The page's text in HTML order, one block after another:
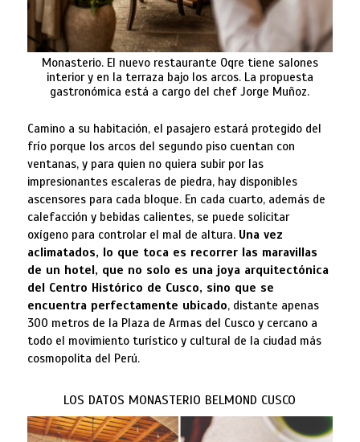
Monasterio. El nuevo restaurante Oqre tiene salones
interior y en la terraza bajo los arcos. La propuesta
gastronómica está a cargo del chefJorge Muñoz.
Camino a su habitación, el pasajero estará protegido del
frío porque los arcos del segundo piso cuentan con
ventanas, y para quien no quiera subir por las
impresionantes escaleras de piedra, hay disponibles
ascensores para cada bloque. En cada cuarto, además de
calefacción y bebidas calientes, se puede solicitar
oxígeno para controlar el mal de altura. Una vez
aclimatados, lo que toca es recorrer las maravillas
de un hotel, que no solo es una joya arquitectónica
del Centro Histórico de Cusco, sino que se
encuentra perfectamente ubicado, distante apenas
300 metros de la Plaza de Armas del Cusco y cercano a
todo el movimiento turístico y cultural de la ciudad más
cosmopolita del Perú.
LOS DATOS MONASTERIO BELMOND CUSCO